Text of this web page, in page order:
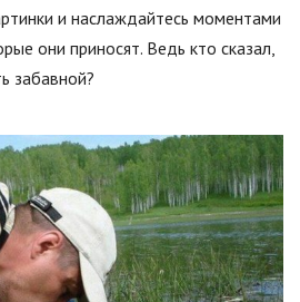
и наслаждайтесь моментами
они приносят. Ведь кто сказал,
забавной?